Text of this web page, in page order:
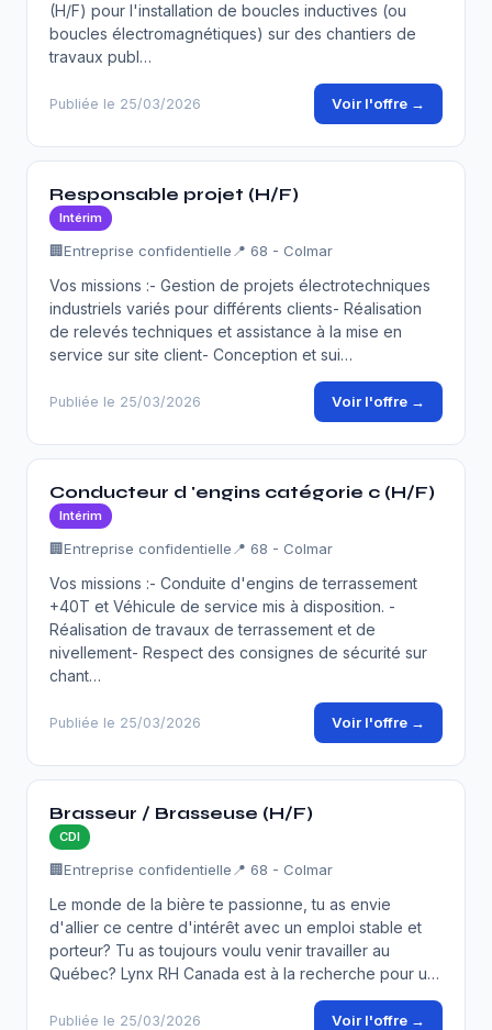
(H/F) pour l'installation de boucles inductives (ou
boucles électromagnétiques) sur des chantiers de
travaux publ…
Publiée le 25/03/2026 Voir l'offre →
Responsable projet (H/F)
Intérim
🏢Entreprise confidentielle 📍 68 - Colmar
Vos missions :- Gestion de projets électrotechniques
industriels variés pour différents clients- Réalisation
de relevés techniques et assistance à la mise en
service sur site client- Conception et sui…
Publiée le 25/03/2026 Voir l'offre →
Conducteur d 'engins catégorie c (H/F)
Intérim
🏢Entreprise confidentielle 📍 68 - Colmar
Vos missions :- Conduite d'engins de terrassement
+40T et Véhicule de service mis à disposition. -
Réalisation de travaux de terrassement et de
nivellement- Respect des consignes de sécurité sur
chant…
Publiée le 25/03/2026 Voir l'offre →
Brasseur / Brasseuse (H/F)
CDI
🏢Entreprise confidentielle 📍 68 - Colmar
Le monde de la bière te passionne, tu as envie
d'allier ce centre d'intérêt avec un emploi stable et
porteur? Tu as toujours voulu venir travailler au
Québec? Lynx RH Canada est à la recherche pour u…
Publiée le 25/03/2026 Voir l'offre →